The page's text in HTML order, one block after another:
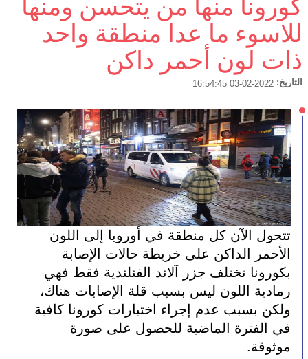
كورونا منها من يتحسن ومنها
للاسوء ما عدا منطقة واحد
ذات لون أحمر داكن
التاريخ:
موثوقة.